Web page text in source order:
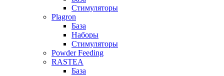
Стимуляторы
Plagron
База
Наборы
Стимуляторы
Powder Feeding
RASTEA
База